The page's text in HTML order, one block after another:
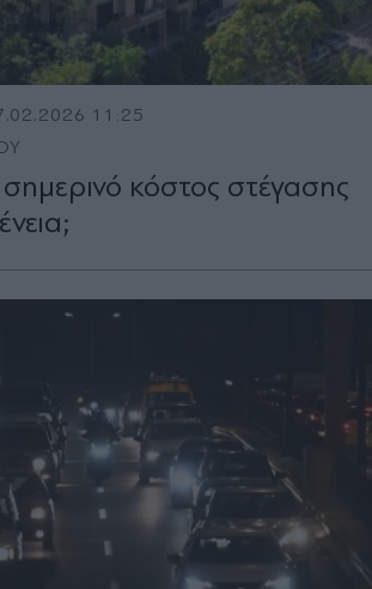
11:25
σημερινό κόστος στέγασης